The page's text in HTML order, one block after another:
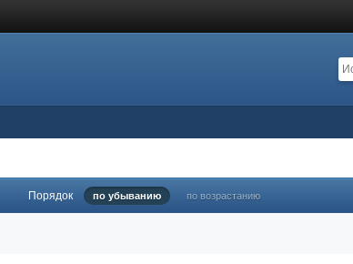
Порядок по убыванию по возрастанию